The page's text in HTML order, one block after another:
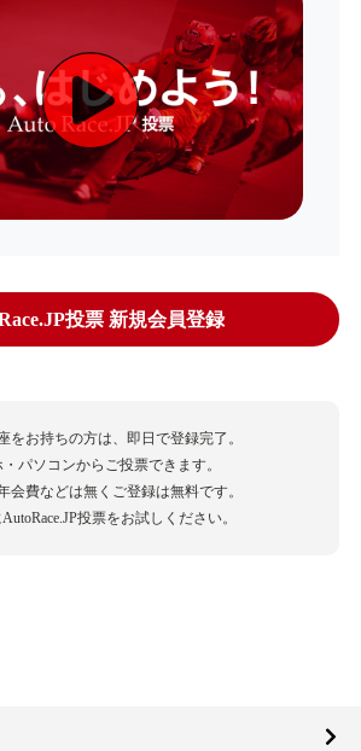
投票 新規会員登録
をお持ちの方は、即日で登録完了。
・パソコンからご投票できます。
会費などは無くご登録は無料です。
投票をお試しください。